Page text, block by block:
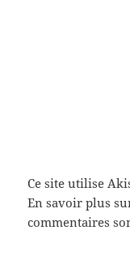
Ce site utilise
En savoir plus
commentaires